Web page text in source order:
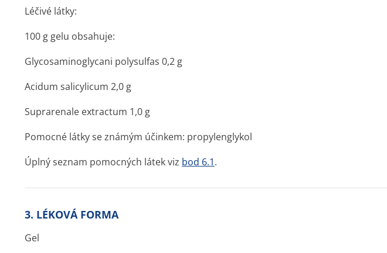
Léčivé látky:
100 g gelu obsahuje:
Glycosaminoglycani polysulfas 0,2 g
Acidum salicylicum 2,0 g
Suprarenale extractum 1,0 g
Pomocné látky se známým účinkem: propylenglykol
Úplný seznam pomocných látek viz bod 6.1.
3. LÉKOVÁ FORMA
Gel